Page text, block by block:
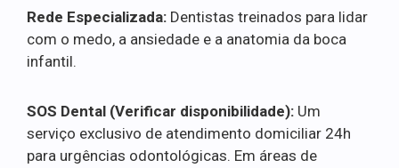
Rede Especializada: Dentistas treinados para lidar
com o medo, a ansiedade e a anatomia da boca
infantil.
SOS Dental (Verificar disponibilidade): Um
serviço exclusivo de atendimento domiciliar 24h
para urgências odontológicas. Em áreas de